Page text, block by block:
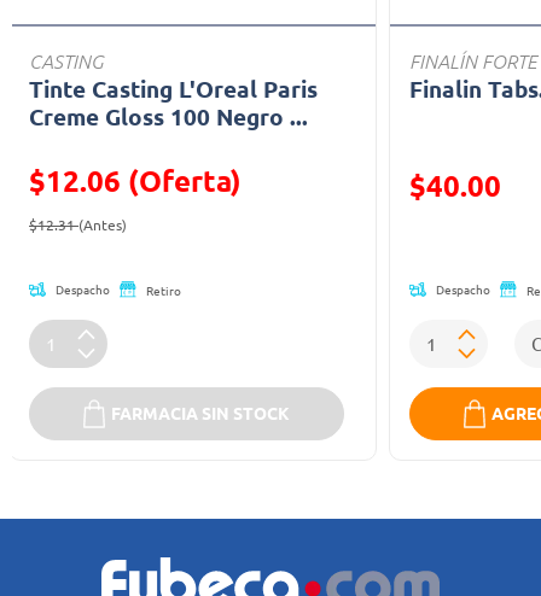
CASTING
Tinte Casting L'Oreal Paris
Creme Gloss 100 Negro ...
$12.06 (Oferta)
Precio reducido de
$12.31(Antes)
Despacho Retiro
FARMACIA SIN STOCK
FINALÍN FORTE
Finalin
Precio
$40.00
Despacho